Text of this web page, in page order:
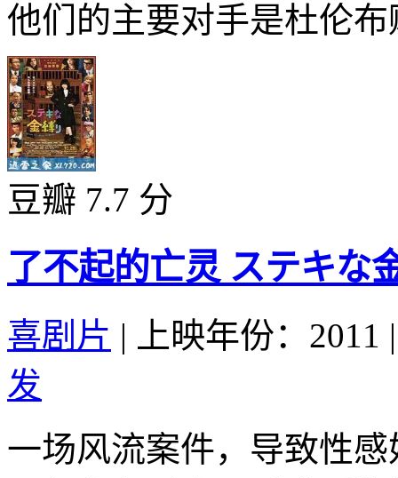
他们的主要对手是杜伦
豆瓣 7.7 分
了不起的亡灵 ステキな
喜剧片 | 上映年份：2011 |
发
一场风流案件，导致性